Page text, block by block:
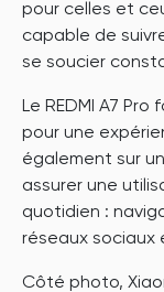
pour celles et
capable de
se soucier
Le REDMI A7
pour une
également sur un
assurer une
quotidien :
réseaux sociaux
Côté photo,